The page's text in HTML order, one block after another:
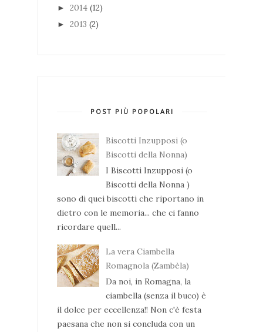
► 2014 (12)
► 2013 (2)
POST PIÙ POPOLARI
Biscotti Inzupposi (o
Biscotti della Nonna)
I Biscotti Inzupposi (o
Biscotti della Nonna )
sono di quei biscotti che riportano in
dietro con le memoria... che ci fanno
ricordare quell...
La vera Ciambella
Romagnola (Zambèla)
Da noi, in Romagna, la
ciambella (senza il buco) è
il dolce per eccellenza!! Non c'è festa
paesana che non si concluda con un